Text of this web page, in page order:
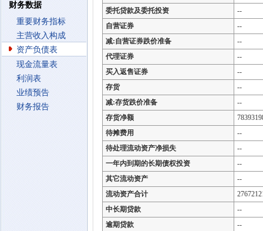
财务数据
重要财务指标
主营收入构成
资产负债表
现金流量表
利润表
业绩预告
财务报告
委托贷款及委托投资
--
自营证券
--
减:自营证券跌价准备
--
代理证券
--
买入返售证券
--
存货
--
减:存货跌价准备
--
存货净额
待摊费用
--
待处理流动资产净损失
--
一年内到期的长期债权投资
--
其它流动资产
--
流动资产合计
中长期贷款
--
逾期贷款
--